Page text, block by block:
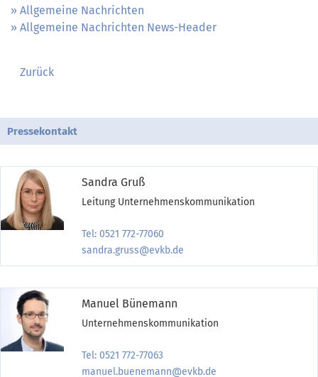
Allgemeine Nachrichten
Allgemeine Nachrichten News-Header
Zurück
Pressekontakt
Sandra Gruß
Leitung Unternehmenskommunikation
Tel: 0521 772-77060
sandra.gruss@evkb.de
Manuel Bünemann
Unternehmenskommunikation
Tel: 0521 772-77063
manuel.buenemann@evkb.de